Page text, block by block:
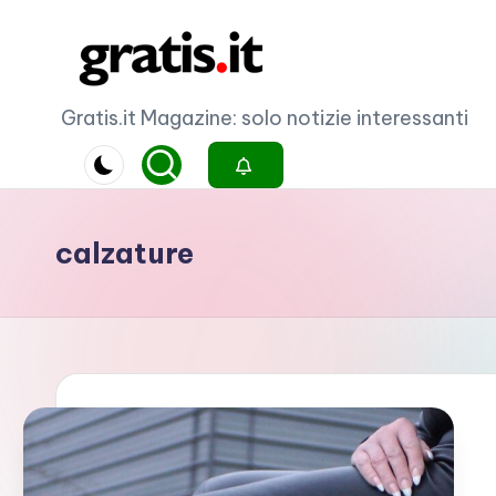
G
ti
t
Gratis.it Magazine: solo notizie interessanti
calzature